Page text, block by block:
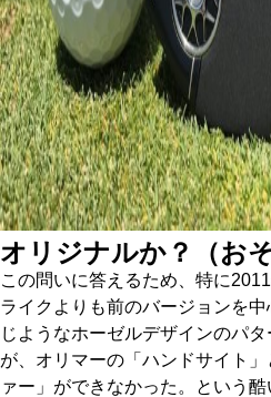
オリジナルか？（おそ
この問いに答えるため、特に
ライクよりも前のバージョンを
じようなホーゼルデザインのパ
が、オリマーの「ハンドサイト
ァー」ができなかった。という